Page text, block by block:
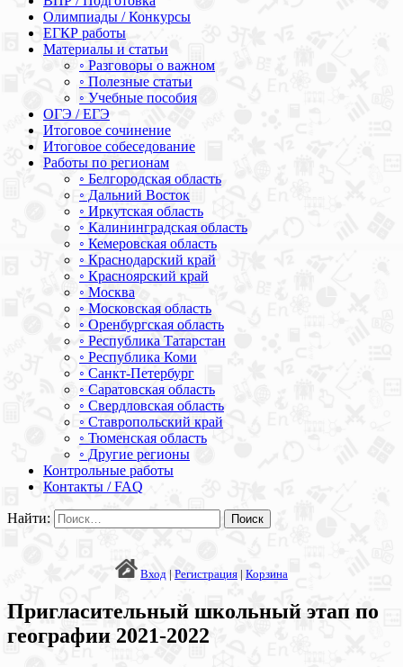
Олимпиады / Конкурсы
ЕГКР работы
Материалы и статьи
◦ Разговоры о важном
◦ Полезные статьи
◦ Учебные пособия
ОГЭ / ЕГЭ
Итоговое сочинение
Итоговое собеседование
Работы по регионам
◦ Белгородская область
◦ Дальний Восток
◦ Иркутская область
◦ Калининградская область
◦ Кемеровская область
◦ Краснодарский край
◦ Красноярский край
◦ Москва
◦ Московская область
◦ Оренбургская область
◦ Республика Татарстан
◦ Республика Коми
◦ Санкт-Петербург
◦ Саратовская область
◦ Свердловская область
◦ Ставропольский край
◦ Тюменская область
◦ Другие регионы
Контрольные работы
Контакты / FAQ
Найти:
Вход | Регистрация | Корзина
Пригласительный школьный этап по
географии 2021-2022